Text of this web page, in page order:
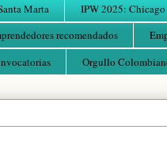
Marta IPW 2025: Chicago
recomendados
Orgullo